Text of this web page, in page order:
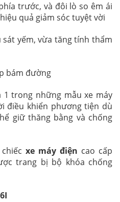
trước, và đôi lò so êm ái
quả giảm sóc tuyệt vời
yếm, vừa tăng tính thẩm
bám đường
1 trong những mẫu xe máy
điều khiển phương tiện dù
giữ thăng bằng và chống
xe máy điện cao cấp
trang bị bộ khóa chống